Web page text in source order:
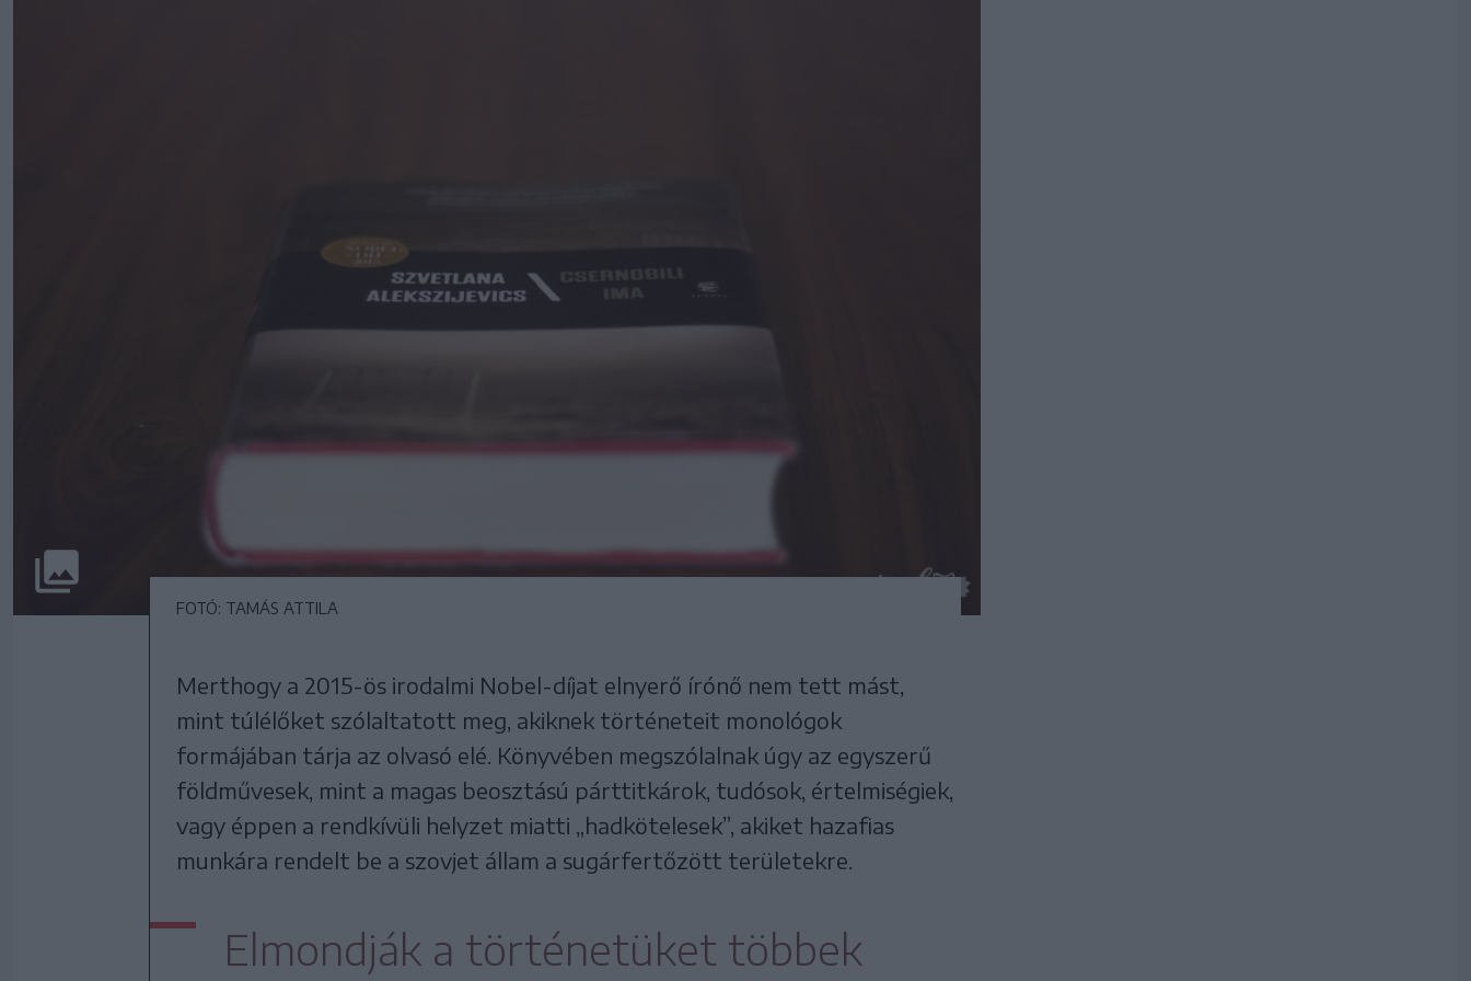
FOTÓ: TAMÁS ATTILA
Merthogy a 2015-ös irodalmi Nobel-díjat elnyerő írónő nem tett mást,
mint túlélőket szólaltatott meg, akiknek történeteit monológok
formájában tárja az olvasó elé. Könyvében megszólalnak úgy az egyszerű
földművesek, mint a magas beosztású párttitkárok, tudósok, értelmiségiek,
vagy éppen a rendkívüli helyzet miatti „hadkötelesek”, akiket hazafias
munkára rendelt be a szovjet állam a sugárfertőzött területekre.
Elmondják a történetüket többek